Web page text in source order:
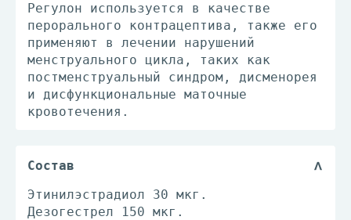
Регулон используется в качестве
перорального контрацептива, также его
применяют в лeчении нарушений
менструального циклa, таких как
постменструальный синдром, дисменорея
и дисфункциональные маточные
кровотечения.
Состав
Этинилэстрадиол 30 мкг.
Дезогестрел 150 мкг.